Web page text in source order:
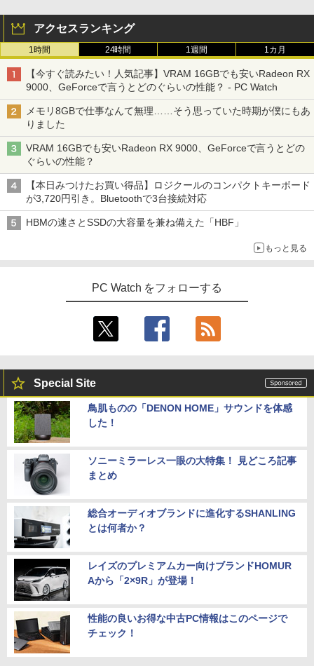
付き Panasonic Let's note CF-NX3 第4
世代 Core i5 メモリ8GB 高速SSD256GB
12.1インチ Bluetoot WEBカメラ Wi-Fi
HDMI 初期設定済み 送料無料 90日保証
￥9,800
0 | Windows11 | ノートPC | 一年保証 |
第7世代 | Core i5 7200U 2.5(～最大3.1)
ルチ | 無線LAN:あり | テンキー | Win11P
ro64Bit | ACアダプター付属
￥9,980
着脱式キーボード（intel 第九世代Celero
n N4000/4GB/64GB eMMC/HD IPS液晶
（最大128GB）/Windows 11 Pro／Dolb
y Audio）【整備済み中古品】
5
【期間限定破格金額！】新生活 新古品 W
メモリ4GB～ 高速SSD1TB 最大 フルHD
Webカメラ zoom 軽量薄型 無線 型番更
￥12,980
イ【中古】
￥3,100
モバイルモニター 15.6インチ InnoView
モバイルディスプレイ 自立型 1920*1080
FHD ポータブルモニター IPS液晶パネル
h/PS3/PS4/PS5/Xbox One/PC/スマホ/U
SBType-C/標準HDMI対応【選べる種
￥8,980
アースドリームス 厳選おまかせモニター
21.5型〜27型ワイド 【HDMI対応 / FULL
witch PS4 PS5対応 【整備済み中古品】
￥6,470
モニター 15.6インチ 1080PフルHD ディ
スプレイ VESA対応 コスパ デュアルモニ
ター サブモニター ゲーミングモニター
ポータブルモニター 外付けモニター リモ
￥9,480
3
杖と剣のウィストリア（16） （講談社コ
ミックス） [ 大森 藤ノ ]
￥594
4
ちいかわ なんか小さくてかわいいやつ
￥1,210
バムとケロのデイブック Bam and Ker
￥4,950
アクセスランキング
1時間 24時間 1週間 1カ月
【今すぐ読みたい！人気記事】VRAM 16GBでも安いRadeon RX
9000、GeForceで言うとどのぐらいの性能？ - PC Watch
メモリ8GBで仕事なんて無理……そう思っていた時期が僕にもあ
りました
VRAM 16GBでも安いRadeon RX 9000、GeForceで言うとどの
ぐらいの性能？
【本日みつけたお買い得品】ロジクールのコンパクトキーボード
が3,720円引き。Bluetoothで3台接続対応
HBMの速さとSSDの大容量を兼ね備えた「HBF」
もっと見る
PC Watch をフォローする
Special Site
鳥肌ものの「DENON HOME」サウンドを体感
した！
ソニーミラーレス一眼の大特集！ 見どころ記事
まとめ
総合オーディオブランドに進化するSHANLING
とは何者か？
レイズのプレミアムカー向けブランドHOMUR
Aから「2×9R」が登場！
性能の良いお得な中古PC情報はこのページで
チェック！